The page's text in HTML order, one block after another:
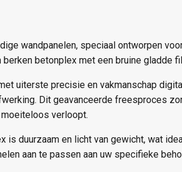
wandpanelen, speciaal ontworpen
berken betonplex met een bruine gladde
uiterste precisie en vakmanschap
Dit geavanceerde freesproces
verloopt.
is duurzaam en licht van gewicht, wat
aan te passen aan uw specifieke